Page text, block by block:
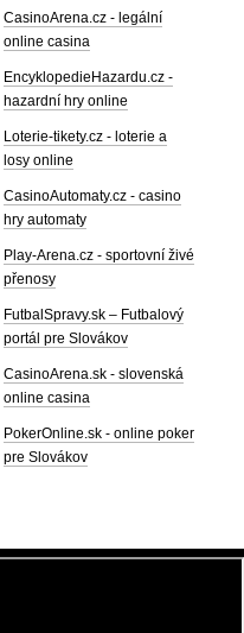
CasinoArena.cz - legální
online casina
EncyklopedieHazardu.cz -
hazardní hry online
Loterie-tikety.cz - loterie a
losy online
CasinoAutomaty.cz - casino
hry automaty
Play-Arena.cz - sportovní živé
přenosy
FutbalSpravy.sk – Futbalový
portál pre Slovákov
CasinoArena.sk - slovenská
online casina
PokerOnline.sk - online poker
pre Slovákov